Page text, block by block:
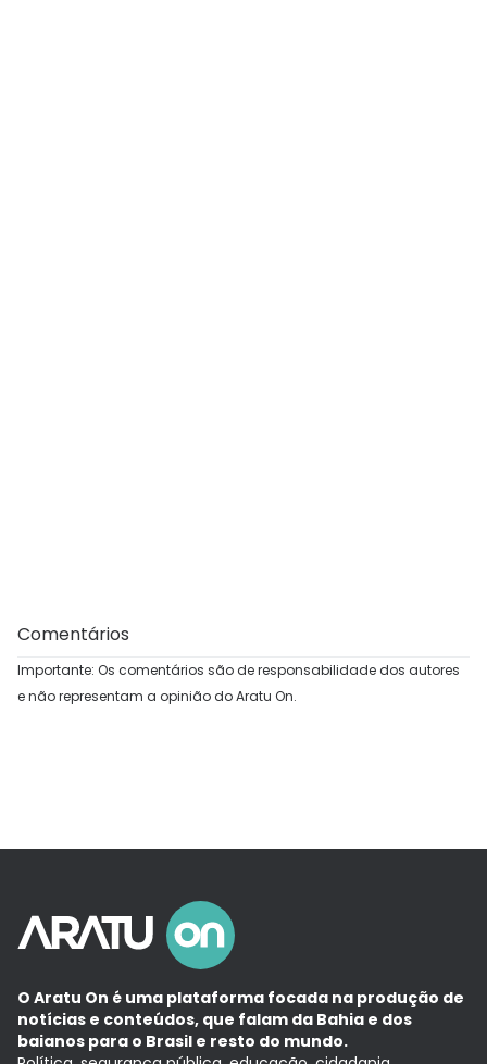
Comentários
Importante: Os comentários são de responsabilidade dos autores
e não representam a opinião do Aratu On.
O Aratu On é uma plataforma focada na produção de
notícias e conteúdos, que falam da Bahia e dos
baianos para o Brasil e resto do mundo.